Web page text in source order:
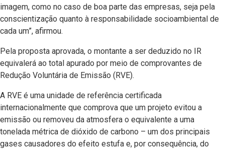
imagem, como no caso de boa parte das empresas, seja pela
conscientização quanto à responsabilidade socioambiental de
cada um”, afirmou.
Pela proposta aprovada, o montante a ser deduzido no IR
equivalerá ao total apurado por meio de comprovantes de
Redução Voluntária de Emissão (RVE).
A RVE é uma unidade de referência certificada
internacionalmente que comprova que um projeto evitou a
emissão ou removeu da atmosfera o equivalente a uma
tonelada métrica de dióxido de carbono – um dos principais
gases causadores do efeito estufa e, por consequência, do